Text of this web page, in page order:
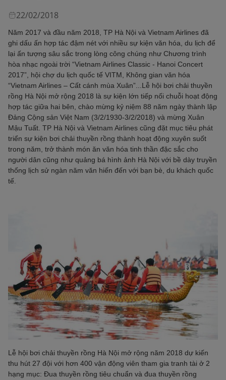
22/02/2018
Năm 2017 và đầu năm 2018, TP Hà Nội và Vietnam Airlines đã
ghi dấu ấn hợp tác đậm nét với nhiều sự kiện văn hóa, du lịch để
lại ấn tượng sâu sắc trong lòng công chúng như Chương trình
hòa nhạc ngoài trời “Vietnam Airlines Classic - Hanoi Concert
2017”, hội chợ du lịch quốc tế VITM, Không gian văn hóa
“Vietnam Airlines – Cất cánh mùa Xuân”...Lễ hội bơi chải thuyền
rồng Hà Nội mở rộng 2018 là sự kiện lớn tiếp nối chuỗi hoạt động
hợp tác giữa hai bên, chào mừng kỷ niệm 88 năm ngày thành lập
Đảng Cộng sản Việt Nam (3/2/1930-3/2/2018) và mừng Xuân
Mậu Tuất. TP Hà Nội và Vietnam Airlines cũng đặt mục tiêu phát
triển sự kiện bơi chải thuyền rồng thành hoạt động xuyên suốt
trong năm, trở thành món ăn văn hóa tinh thần đặc sắc cho
người dân cũng như quảng bá hình ảnh Hà Nội với bề dày truyền
thống lịch sử ngàn năm văn hiến đến với bạn bè, du khách quốc
tế.
Lễ hội bơi chải thuyền rồng Hà Nội mở rộng năm 2018 dự kiến
thu hút 27 đội với hơn 400 vận động viên tham gia tranh tài ở 2
hạng mục: Đua thuyền rồng tiêu chuẩn và đua thuyền rồng